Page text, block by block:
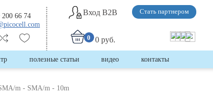
200 66 74
Вход B2B Стать партнером
0 0 руб.
полезные статьи видео контакты
m - SMA/m - 10m